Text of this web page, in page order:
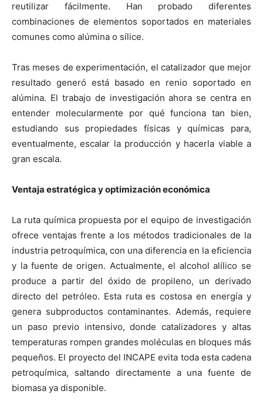
reutilizar fácilmente. Han probado diferentes
combinaciones de elementos soportados en materiales
comunes como alúmina o sílice.
Tras meses de experimentación, el catalizador que mejor
resultado generó está basado en renio soportado en
alúmina. El trabajo de investigación ahora se centra en
entender molecularmente por qué funciona tan bien,
estudiando sus propiedades físicas y químicas para,
eventualmente, escalar la producción y hacerla viable a
gran escala.
Ventaja estratégica y optimización económica
La ruta química propuesta por el equipo de investigación
ofrece ventajas frente a los métodos tradicionales de la
industria petroquímica, con una diferencia en la eficiencia
y la fuente de origen. Actualmente, el alcohol alílico se
produce a partir del óxido de propileno, un derivado
directo del petróleo. Esta ruta es costosa en energía y
genera subproductos contaminantes. Además, requiere
un paso previo intensivo, donde catalizadores y altas
temperaturas rompen grandes moléculas en bloques más
pequeños. El proyecto del INCAPE evita toda esta cadena
petroquímica, saltando directamente a una fuente de
biomasa ya disponible.